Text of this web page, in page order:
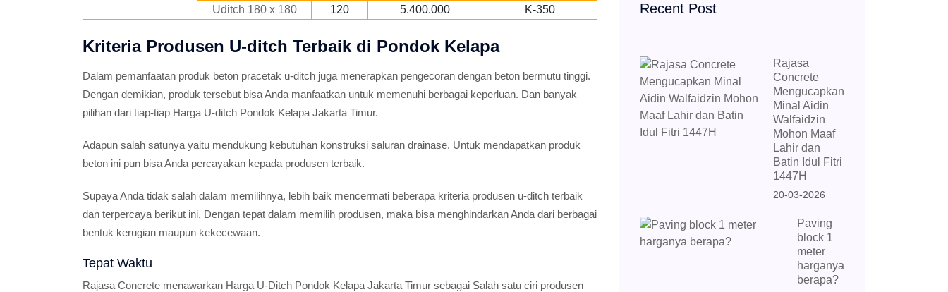
Uditch 180 x 180
120 5.400.000 K-350
Kriteria Produsen U-ditch Terbaik di Pondok Kelapa
Dalam pemanfaatan produk beton pracetak u-ditch juga menerapkan pengecoran dengan beton bermutu tinggi.
Dengan demikian, produk tersebut bisa Anda manfaatkan untuk memenuhi berbagai keperluan. Dan banyak
pilihan dari tiap-tiap Harga U-ditch Pondok Kelapa Jakarta Timur.
Adapun salah satunya yaitu mendukung kebutuhan konstruksi saluran drainase. Untuk mendapatkan produk
beton ini pun bisa Anda percayakan kepada produsen terbaik.
Supaya Anda tidak salah dalam memilihnya, lebih baik mencermati beberapa kriteria produsen u-ditch terbaik
dan terpercaya berikut ini. Dengan tepat dalam memilih produsen, maka bisa menghindarkan Anda dari berbagai
bentuk kerugian maupun kekecewaan.
Tepat Waktu
Rajasa Concrete menawarkan Harga U-Ditch Pondok Kelapa Jakarta Timur sebagai Salah satu ciri produsen
Recent Post
Rajasa
Concrete
Mengucapkan
Minal Aidin
Walfaidzin
Mohon Maaf
Lahir dan
Batin Idul Fitri
1447H
20-03-2026
Paving
block 1
meter
harganya
berapa?